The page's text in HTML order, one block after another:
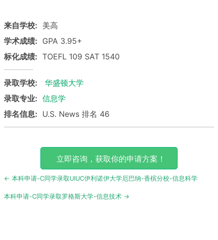
来自学校: 美高
学术成绩: GPA 3.95+
标化成绩: TOEFL 109 SAT 1540
录取学校:
华盛顿大学
录取专业: 信息学
排名信息: U.S. News 排名 46
立即咨询，获取你的申请方案！
Post
← 本科申请-C同学录取UIUC伊利诺伊大学厄巴纳-香槟分校-信息科学
本科申请-C同学录取罗格斯大学-信息技术 →